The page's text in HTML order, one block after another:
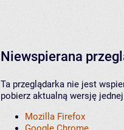
Niewspierana
Ta przeglądarka nie jest
pobierz aktualną wersję
Mozilla Firefox